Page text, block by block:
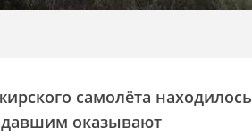
самолёта находилось
оказывают